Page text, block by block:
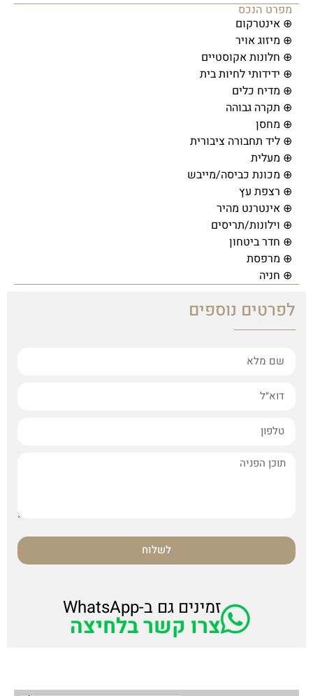
מפרט הנכס
⊕ אינטרקום
⊕ מיזוג אויר
⊕ חלונות אקוסטיים
⊕ ידידותי לחיות בית
⊕ מדיח כלים
⊕ תקרה גבוהה
⊕ מחסן
⊕ ליד תחבורה ציבורית
⊕ מעלית
⊕ מכונת כביסה/מייבש
⊕ רצפת עץ
⊕ אינטרנט מהיר
⊕ וילונות/תריסים
⊕ חדר ביטחון
⊕ מרפסת
⊕ חניה
לפרטים נוספים
לשלוח
זמינים גם ב-WhatsApp
צרו קשר בלחיצה